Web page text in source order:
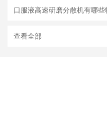
查看全部